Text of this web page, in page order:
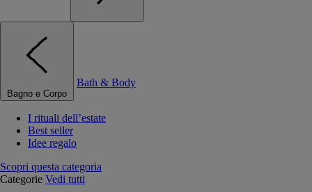
Bagno e Corpo
Bath & Body
I rituali dell’estate
Best seller
Idee regalo
Scopri questa categoria
Categorie Vedi tutti